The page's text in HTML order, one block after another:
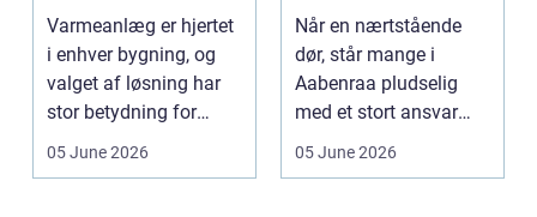
energiregning
Varmeanlæg er hjertet
i enhver bygning, og
valget af løsning har
stor betydning for
b&a...
05 June 2026
værdig afsked
Når en nærtstående
dør, står mange i
Aabenraa pludselig
med et stort ansvar
midt i sorgen.
05 June 2026